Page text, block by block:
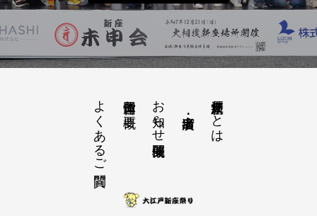
大江戸新座祭りとは
お知らせ開催概要
運営団体と概要
よくあるご質問